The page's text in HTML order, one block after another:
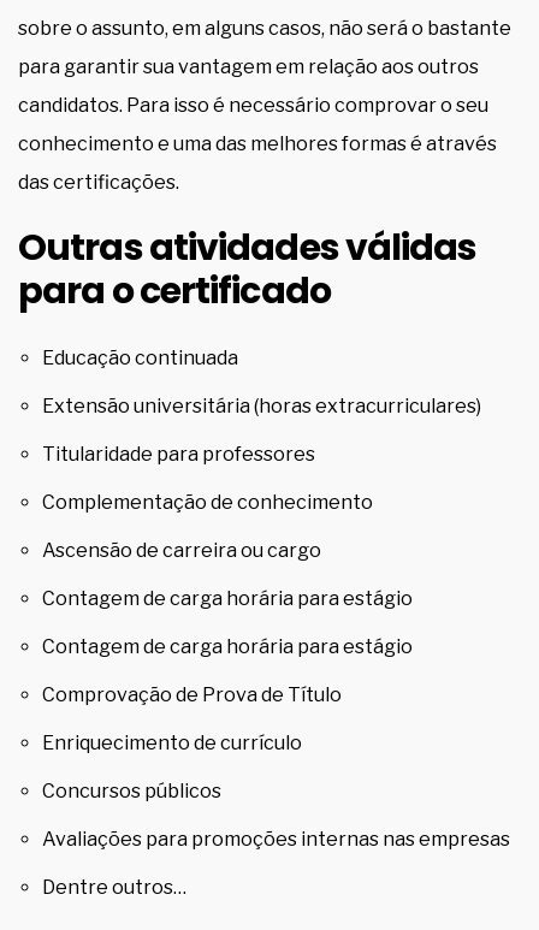
sobre o assunto, em alguns casos, não será o bastante
para garantir sua vantagem em relação aos outros
candidatos. Para isso é necessário comprovar o seu
conhecimento e uma das melhores formas é através
das certificações.
Outras atividades válidas
para o certificado
Educação continuada
Extensão universitária (horas extracurriculares)
Titularidade para professores
Complementação de conhecimento
Ascensão de carreira ou cargo
Contagem de carga horária para estágio
Contagem de carga horária para estágio
Comprovação de Prova de Título
Enriquecimento de currículo
Concursos públicos
Avaliações para promoções internas nas empresas
Dentre outros…